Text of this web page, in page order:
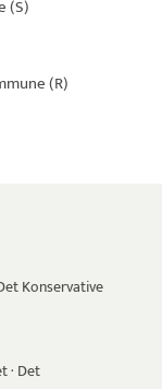
(S)
(R)
Konservative
· Det